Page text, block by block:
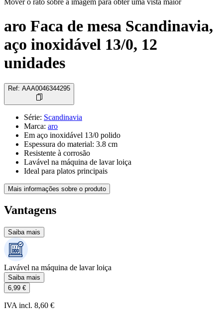
aro Faca de mesa Scandinavia,
aço inoxidável 13/0, 12
unidades
Ref: AAA0046344295
Série: Scandinavia
Marca: aro
Em aço inoxidável 13/0 polido
Espessura do material: 3.8 cm
Resistente à corrosão
Lavável na máquina de lavar loiça
Ideal para platos principais
Mais informações sobre o produto
Vantagens
Saiba mais
Lavável na máquina de lavar loiça
Saiba mais
6,99 €
IVA incl. 8,60 €